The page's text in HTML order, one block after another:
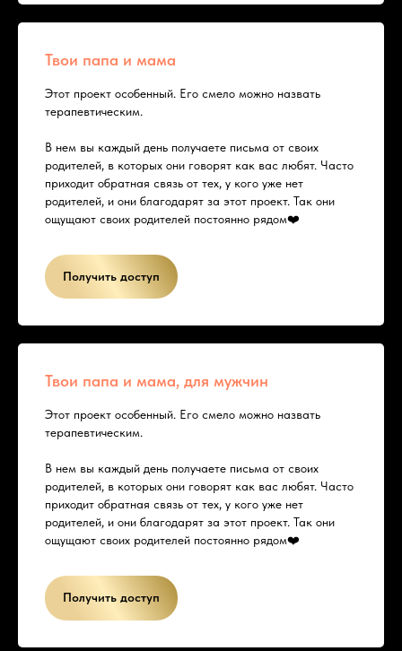
Твои папа и мама
Этот проект особенный. Его смело можно назвать
терапевтическим.
В нем вы каждый день получаете письма от своих
родителей, в которых они говорят как вас любят. Часто
приходит обратная связь от тех, у кого уже нет
родителей, и они благодарят за этот проект. Так они
ощущают своих родителей постоянно рядом❤️
Получить доступ
Твои папа и мама, для мужчин
Этот проект особенный. Его смело можно назвать
терапевтическим.
В нем вы каждый день получаете письма от своих
родителей, в которых они говорят как вас любят. Часто
приходит обратная связь от тех, у кого уже нет
родителей, и они благодарят за этот проект. Так они
ощущают своих родителей постоянно рядом❤️
Получить доступ